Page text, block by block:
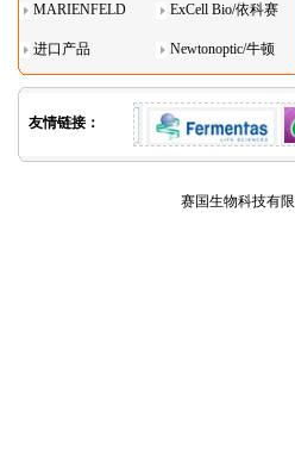
MARIENFELD ExCell Bio/依科赛
进口产品 Newtonoptic/牛顿
光学
友情链接：
赛国生物科技有